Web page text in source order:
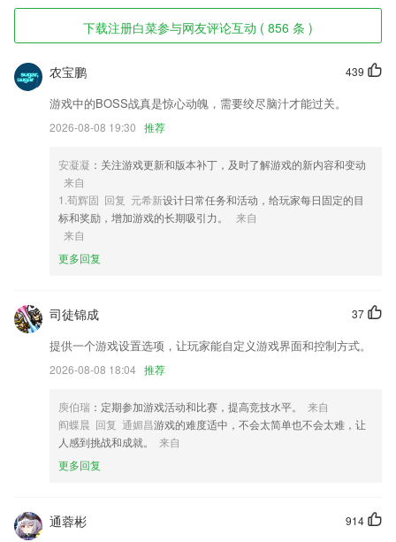
注册白菜软件特色
1,专业、负责、耐心的客服引导，解决您的一切困惑。
2,新闻大事掌握在手
3,计划任务，轻松为自己指定一个学习的目标和计划
4,社区矫正:矫正人员的管理及在线学习功能;
办公的好帮手，
6,在线的小说资源超丰富，所有的小说都是免费的，搜索引擎强大，想看
什么直接搜索
注册白菜软件优势
2.“对弈区”——随时可以找同学、好友、老师发起对弈；也可以随机的找
不认识的学生对弈练手，提升对弈水平。
3.在这里，有你，有我，有大家! 分享学习经验，共同进步。
4.动画短片包括课文重点内容，体验式学习方能加深印象。
5.每个主题文本有相应的新学字词堆集、例句示范，进步识字量，加强阅
览和表达基础。
6.涵盖数学十大核心素养，锻炼数感与运算能力
注册白菜更新了什么?
识别图片能力升级，沟通更高效
下载注册白菜参与网友评论互动 ( 856 条 )
439
农宝鹏
游戏中的BOSS战真是惊心动魄，需要绞尽脑汁才能过关。
2026-08-08 19:30 推荐
安凝凝 ：关注游戏更新和版本补丁，及时了解游戏的新内容和变动
来自
1.荀辉固 回复 元希新设计日常任务和活动，给玩家每日固定的目
标和奖励，增加游戏的长期吸引力。
来自
来自
更多回复
37
司徒锦成
提供一个游戏设置选项，让玩家能自定义游戏界面和控制方式。
2026-08-08 18:04 推荐
庾伯瑞 ：定期参加游戏活动和比赛，提高竞技水平。
来自
阎蝶晨 回复 通媚昌游戏的难度适中，不会太简单也不会太难，让
人感到挑战和成就。
来自
更多回复
914
通蓉彬